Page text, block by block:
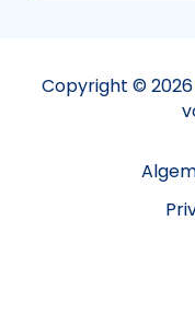
Copyright ©